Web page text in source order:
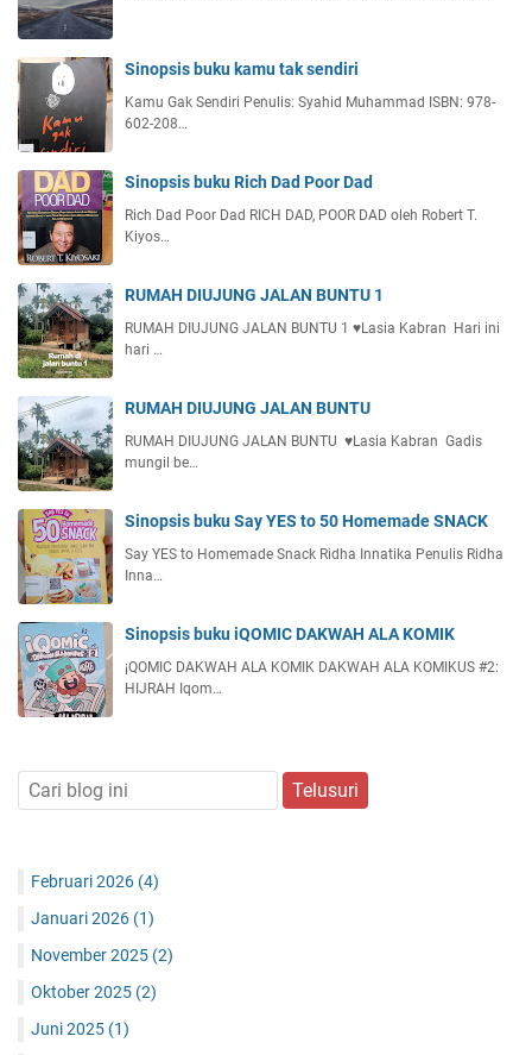
Sinopsis buku kamu tak sendiri
Kamu Gak Sendiri Penulis: Syahid Muhammad ISBN: 978-
602-208…
Sinopsis buku Rich Dad Poor Dad
Rich Dad Poor Dad RICH DAD, POOR DAD oleh Robert T.
Kiyos…
RUMAH DIUJUNG JALAN BUNTU 1
RUMAH DIUJUNG JALAN BUNTU 1 ♥️Lasia Kabran Hari ini
hari …
RUMAH DIUJUNG JALAN BUNTU
RUMAH DIUJUNG JALAN BUNTU ♥️Lasia Kabran Gadis
mungil be…
Sinopsis buku Say YES to 50 Homemade SNACK
Say YES to Homemade Snack Ridha Innatika Penulis Ridha
Inna…
Sinopsis buku iQOMIC DAKWAH ALA KOMIK
¡QOMIC DAKWAH ALA KOMIK DAKWAH ALA KOMIKUS #2:
HIJRAH Iqom…
Februari 2026 (4)
Januari 2026 (1)
November 2025 (2)
Oktober 2025 (2)
Juni 2025 (1)